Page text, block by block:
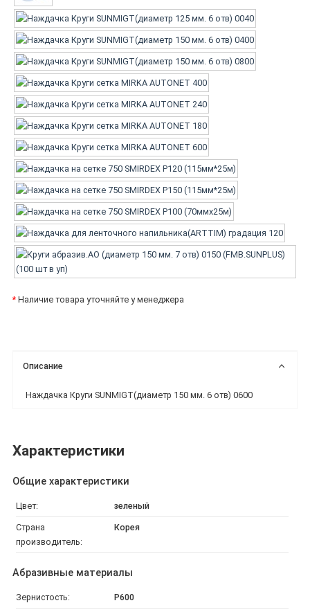
* Наличие товара уточняйте у менеджера
Описание
Наждачка Круги SUNMIGT(диаметр 150 мм. 6 отв) 0600
Характеристики
Общие характеристики
Цвет: зеленый
Страна
производитель:
Корея
Абразивные материалы
Зернистость: P600